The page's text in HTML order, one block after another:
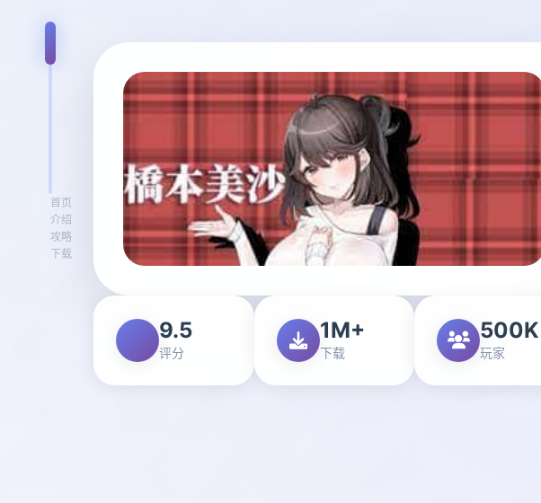
首页
介绍
攻略
下载
9.5
评分
1M+
下载
500K
玩家